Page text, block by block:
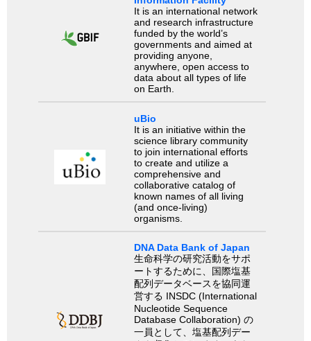
It is an international network
and research infrastructure
funded by the world’s
governments and aimed at
providing anyone,
anywhere, open access to
data about all types of life
on Earth.
uBio
It is an initiative within the
science library community
to join international efforts
to create and utilize a
comprehensive and
collaborative catalog of
known names of all living
(and once-living)
organisms.
DNA Data Bank of Japan
生命科学の研究活動をサポ
ートするために、国際塩基
配列データベースを協同運
営する INSDC (International
Nucleotide Sequence
Database Collaboration) の
一員として、塩基配列デー